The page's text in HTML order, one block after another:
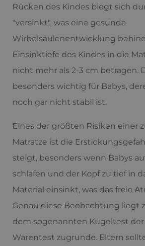
Rücken des Kindes biegt sich
"versinkt", was eine gesunde
Wirbelsäulenentwicklung
Einsinktiefe des Kindes in die
nicht mehr als 2-3 cm betragen.
besonders wichtig für Babys,
noch gar nicht stabil ist.
Eines der größten Risiken einer
Matratze ist die
steigt, besonders wenn Babys
schlafen und der Kopf zu tief in
Material einsinkt, was das freie
Genau diese Beobachtung liegt
dem sogenannten Kugeltest
Warentest zugrunde. Eltern